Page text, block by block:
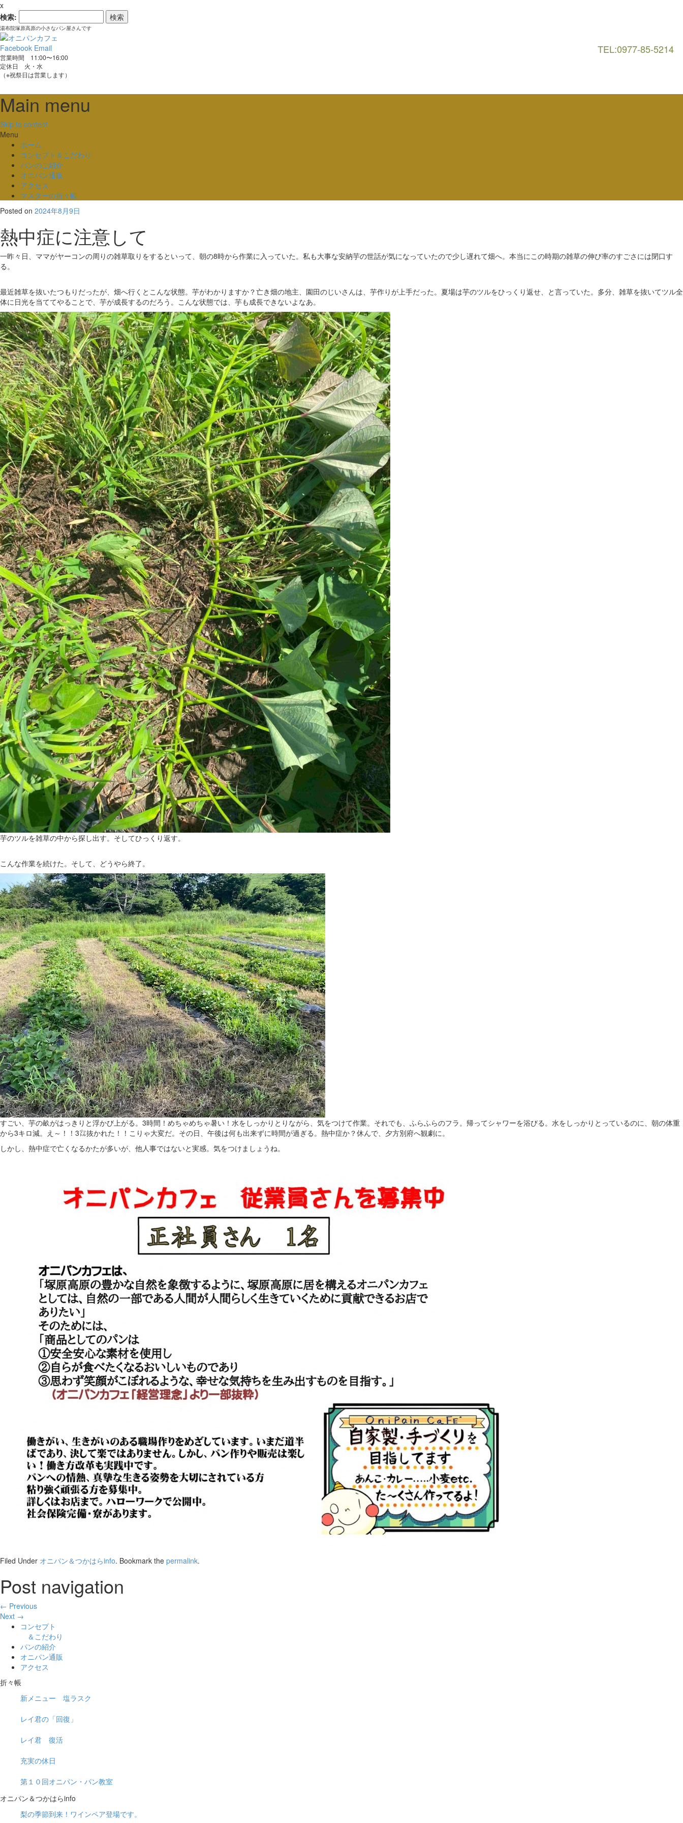
x
検索:
湯布院塚原高原の小さなパン屋さんです
TEL:0977-85-5214
Facebook Email
営業時間 11:00〜16:00
定休日 火・水
（※祝祭日は営業します）
Main menu
Skip to content
Menu
ホーム
コンセプト＆こだわり
パンのご紹介
オニパン通販
アクセス
マスターの折々帳
Posted on 2024年8月9日
熱中症に注意して
一昨々日、ママがヤーコンの周りの雑草取りをするといって、朝の8時から作業に入っていた。私も大事な安納芋の世話が気になっていたので少し遅れて畑へ。本当にこの時期の雑草の伸び率のすごさには閉口す
る。
最近雑草を抜いたつもりだったが、畑へ行くとこんな状態。芋がわかりますか？亡き畑の地主、園田のじいさんは、芋作りが上手だった。夏場は芋のツルをひっくり返せ、と言っていた。多分、雑草を抜いてツル全
体に日光を当ててやることで、芋が成長するのだろう。こんな状態では、芋も成長できないよなあ。
芋のツルを雑草の中から探し出す。そしてひっくり返す。
こんな作業を続けた。そして、どうやら終了。
すごい、芋の畝がはっきりと浮かび上がる。3時間！めちゃめちゃ暑い！水をしっかりとりながら、気をつけて作業。それでも、ふらふらのフラ。帰ってシャワーを浴びる。水をしっかりとっているのに、朝の体重
から3キロ減。え～！！3㍑抜かれた！！こりゃ大変だ。その日、午後は何も出来ずに時間が過ぎる。熱中症か？休んで、夕方別府へ観劇に。
しかし、熱中症で亡くなるかたが多いが、他人事ではないと実感。気をつけましょうね。
Filed Under オニパン＆つかはらinfo. Bookmark the permalink.
Post navigation
← Previous
Next →
コンセプト
＆こだわり
パンの紹介
オニパン通販
アクセス
折々帳
新メニュー 塩ラスク
レイ君の「回復」
レイ君 復活
充実の休日
第１０回オニパン・パン教室
オニパン＆つかはらinfo
梨の季節到来！ワインペア登場です。